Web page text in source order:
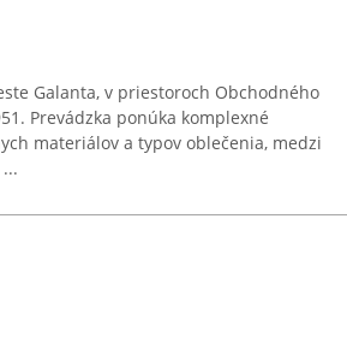
Galanta, v priestoroch Obchodného
Prevádzka ponúka komplexné
materiálov a typov oblečenia, medzi